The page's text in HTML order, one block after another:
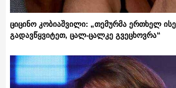
ციცინო კობიაშვილი: „თემურმა ერთხელ ისე
გადავწყვიტეთ, ცალ-ცალკე გვეცხოვრა“